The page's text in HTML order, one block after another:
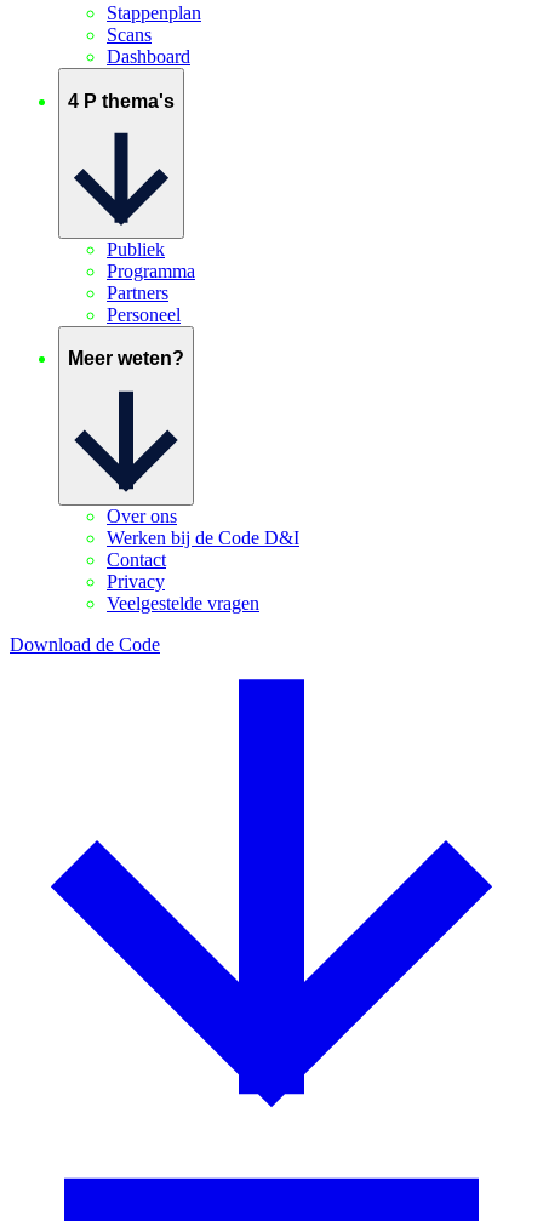
Stappenplan
Scans
Dashboard
4 P thema's
Publiek
Programma
Partners
Personeel
Meer weten?
Over ons
Werken bij de Code D&I
Contact
Privacy
Veelgestelde vragen
Download de Code